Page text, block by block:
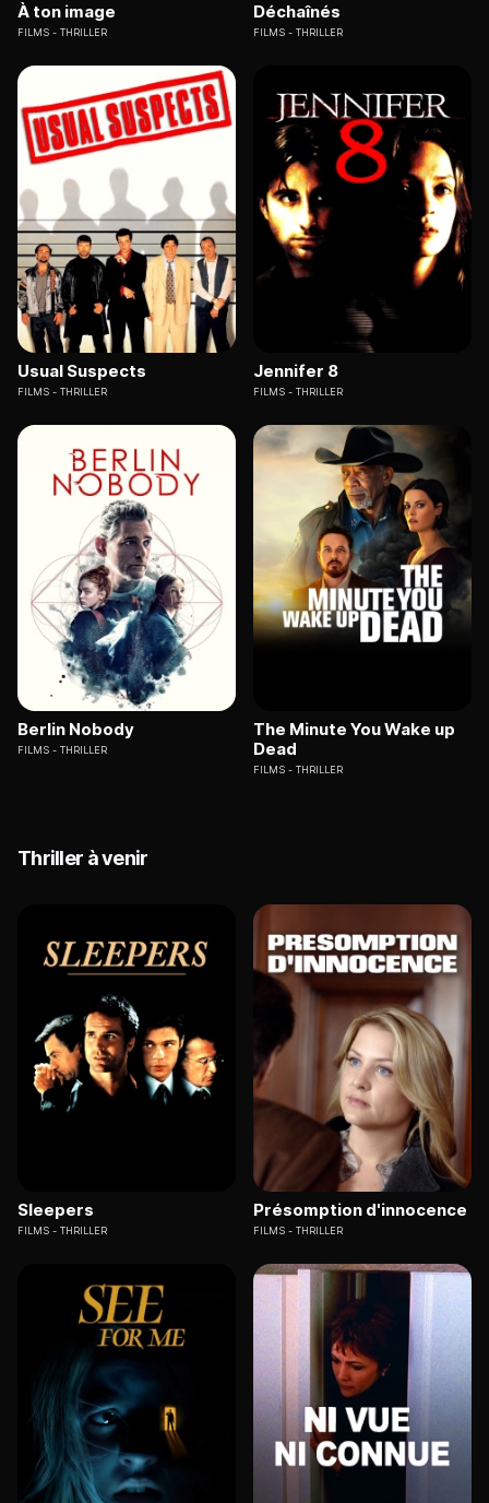
À ton image
FILMS THRILLER
Déchaînés
FILMS THRILLER
Usual Suspects
FILMS THRILLER
Jennifer 8
FILMS THRILLER
Berlin Nobody
FILMS THRILLER
The Minute You Wake up
Dead
FILMS THRILLER
Thriller à venir
Sleepers
FILMS THRILLER
Présomption d'innocence
FILMS THRILLER